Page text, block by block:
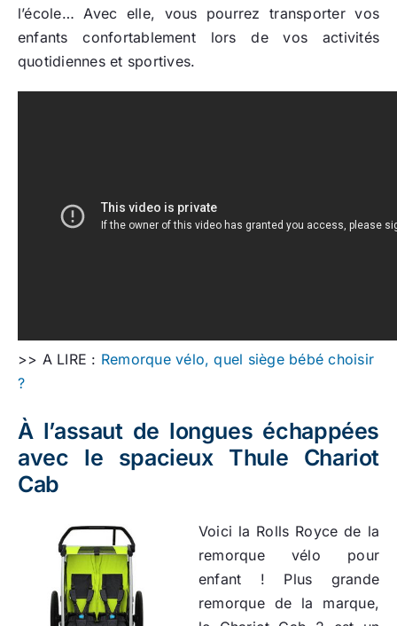
l’école… Avec elle, vous pourrez transporter vos
enfants confortablement lors de vos activités
quotidiennes et sportives.
>> A LIRE : Remorque vélo, quel siège bébé choisir
?
À l’assaut de longues échappées
avec le spacieux Thule Chariot
Cab
Voici la Rolls Royce de la
remorque vélo pour
enfant ! Plus grande
remorque de la marque,